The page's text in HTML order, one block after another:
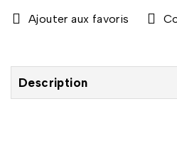
Description